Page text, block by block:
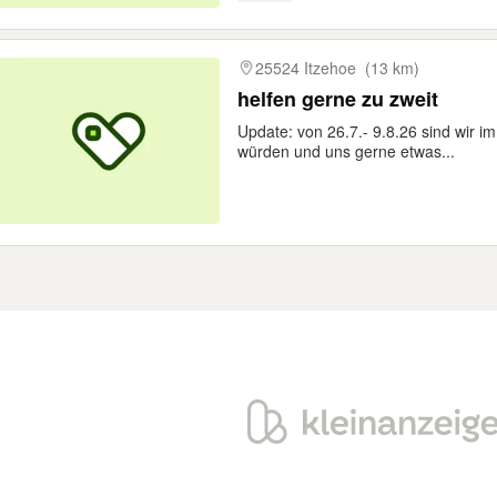
25524 Itzehoe (13 km)
helfen gerne zu zweit
Update: von 26.7.- 9.8.26 sind wir
würden und uns gerne etwas...